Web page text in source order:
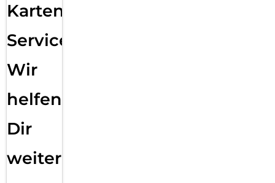
Karten
Service:
Wir
helfen
Dir
weiter